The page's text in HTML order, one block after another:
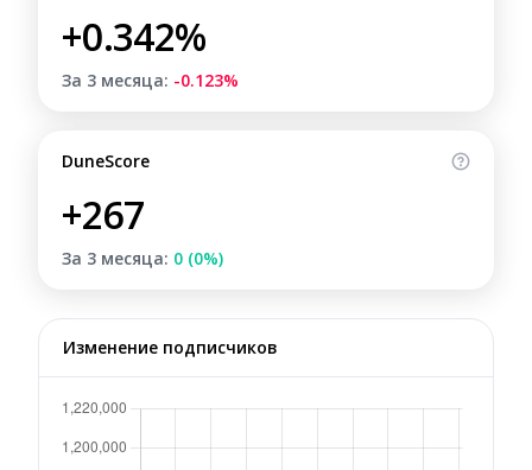
+0.342%
За 3 месяца: -0.123%
DuneScore
+267
За 3 месяца: 0 (0%)
Изменение подписчиков